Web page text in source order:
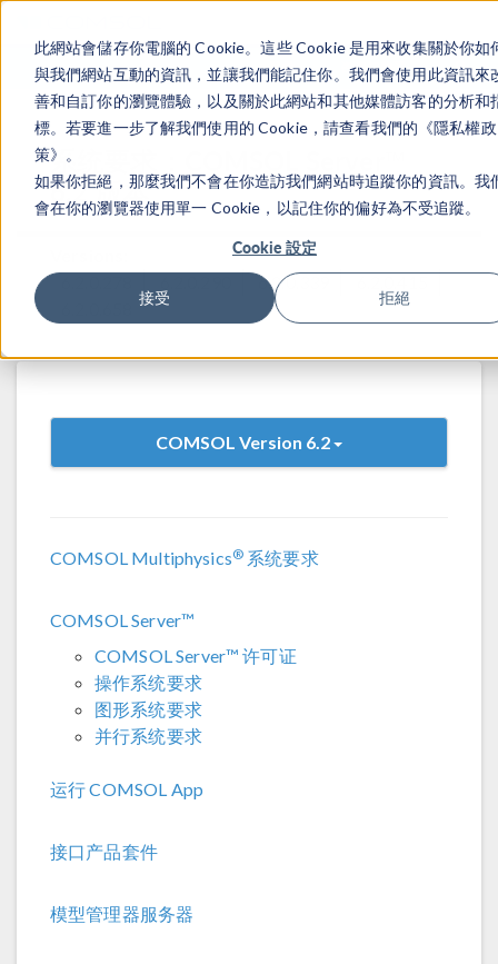
此網站會儲存你電腦的 Cookie。這些 Cookie 是用來收集關於你如
與我們網站互動的資訊，並讓我們能記住你。我們會使用此資訊來
善和自訂你的瀏覽體驗，以及關於此網站和其他媒體訪客的分析和
標。若要進一步了解我們使用的 Cookie，請查看我們的《隱私權政
策》。
如果你拒絕，那麼我們不會在你造訪我們網站時追蹤你的資訊。我
會在你的瀏覽器使用單一 Cookie，以記住你的偏好為不受追蹤。
Cookie 設定
接受 拒絕
登录 咨询与购买
系统要求：COMSOL Server™
6.2 版本
6.2.0.339
COMSOL Version 6.2
COMSOL Multiphysics® 系统要求
COMSOL Server™
COMSOL Server™ 许可证
操作系统要求
图形系统要求
并行系统要求
运行 COMSOL App
接口产品套件
模型管理器服务器